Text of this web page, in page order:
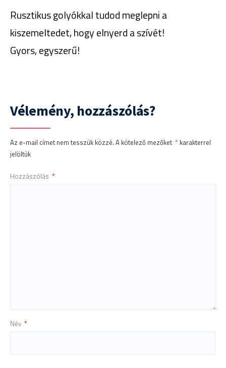
Rusztikus golyókkal tudod meglepni a
kiszemeltedet, hogy elnyerd a szívét!
Gyors, egyszerű!
Vélemény, hozzászólás?
Az e-mail címet nem tesszük közzé. A kötelező mezőket * karakterrel
jelöltük
Hozzászólás *
Név *